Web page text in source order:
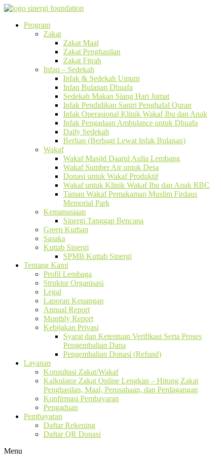
Program
Zakat
Zakat Maal
Zakat Penghasilan
Zakat Fitrah
Infaq – Sedekah
Infak & Sedekah Umum
Infaq Bulanan Dhuafa
Sedekah Makan Siang Hari Jumat
Infak Pendidikan Santri Penghafal Quran
Infak Operasional Klinik Wakaf Ibu dan Anak
Infak Pengadaan Ambulance untuk Dhuafa
Daily Sedekah
Berlian (Berbagi Lewat Infak Bulanan)
Wakaf
Wakaf Masjid Daarul Aulia Lembang
Wakaf Sumber Air untuk Desa
Donasi untuk Wakaf Produktif
Wakaf untuk Klinik Wakaf Ibu dan Anak RBC
Taman Wakaf Pemakaman Muslim Firdaus
Memorial Park
Kemanusiaan
Sinergi Tanggap Bencana
Green Kurban
Sasaka
Kuttab Sinergi
SPMB Kuttab Sinergi
Tentang Kami
Profil Lembaga
Struktur Organisasi
Legal
Laporan Keuangan
Annual Report
Monthly Report
Kebijakan Privasi
Syarat dan Ketentuan Verifikasi Serta Proses
Pengembalian Dana
Pengembalian Donasi (Refund)
Layanan
Konsultasi Zakat/Wakaf
Kalkulator Zakat Online Lengkap – Hitung Zakat
Penghasilan, Maal, Perusahaan, dan Perdagangan
Konfirmasi Pembayaran
Pengaduan
Pembayaran
Daftar Rekening
Daftar QR Donasi
Menu